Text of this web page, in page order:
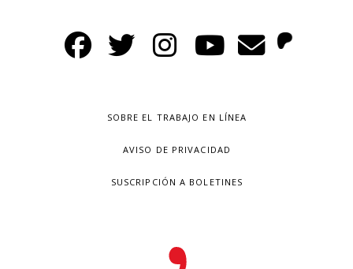
SOBRE EL TRABAJO EN LÍNEA
AVISO DE PRIVACIDAD
SUSCRIPCIÓN A BOLETINES